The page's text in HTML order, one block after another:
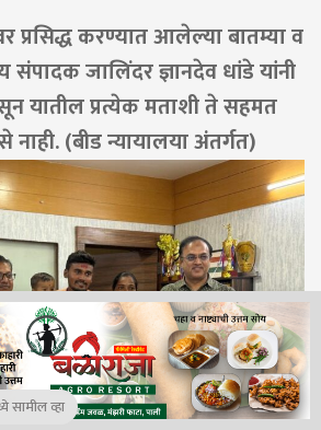
प्रसिद्ध करण्यात आलेल्या बातम्या व
जालिंदर ज्ञानदेव धांडे यांनी
यातील प्रत्येक मताशी ते सहमत
(बीड न्यायालया अंतर्गत)
कार्याचा जिल्हाधिकारी विवेक जॉन्सन यांच्या
हस्ते सन्मान
JULY 10, 2026
व्हा